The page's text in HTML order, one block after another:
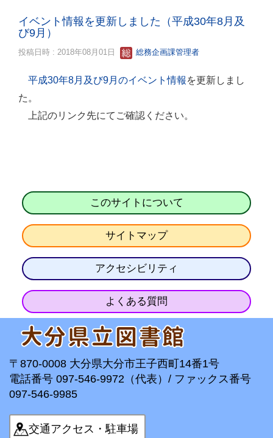
イベント情報を更新しました（平成30年8月及
び9月）
投稿日時 : 2018年08月01日 総務企画課管理者
平成30年8月及び9月のイベント情報 を更新しまし
た。
上記のリンク先にてご確認ください。
このサイトについて
サイトマップ
アクセシビリティ
よくある質問
〒870-0008 大分県大分市王子西町14番1号
電話番号 097-546-9972（代表）/ ファックス番号
097-546-9985
交通アクセス・駐車場